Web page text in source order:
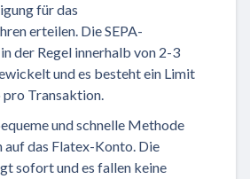
für das
erteilen. Die SEPA-
der Regel innerhalb von 2-3
und es besteht ein Limit
pro Transaktion.
und schnelle Methode
auf das Flatex-Konto. Die
sofort und es fallen keine